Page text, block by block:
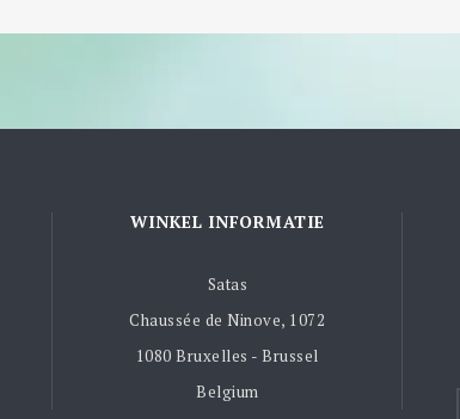
WINKEL INFORMATIE
Satas
Chaussée de Ninove, 1072
1080 Bruxelles - Brussel
Belgium